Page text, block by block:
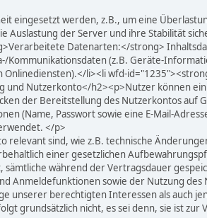
eingesetzt werden, z.B., um eine
Auslastung der Server und ihre Stabilität
Datenarten:</strong>
Kommunikationsdaten (z.B. Geräte-
li><li wfd-
und Nutzerkonto</h2><p>Nutzer können
der Bereitstellung des Nutzerkontos
(Name, Passwort sowie eine E-Mail-
</p>
sind, wie z.B. technische
einer gesetzlichen
während der Vertragsdauer
Anmeldefunktionen sowie der Nutzung
unserer berechtigten Interessen als auch
grundsätzlich nicht, es sei denn, sie ist